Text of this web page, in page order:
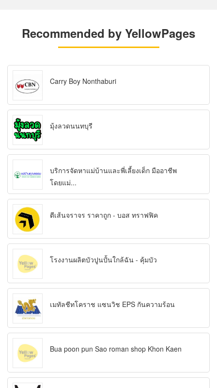
Recommended by YellowPages
Carry Boy Nonthaburi
มุ้งลวดนนทบุรี
บริการจัดหาแม่บ้านและพี่เลี้ยงเด็ก มืออาชีพ
โดยแม่...
ตีเส้นจราจร ราคาถูก - บอส ทราฟฟิค
โรงงานผลิตบัวปูนปั้นใกล้ฉัน - คุ้มบัว
เมทัลชีทโคราช แซนวิช EPS กันความร้อน
Bua poon pun Sao roman shop Khon Kaen